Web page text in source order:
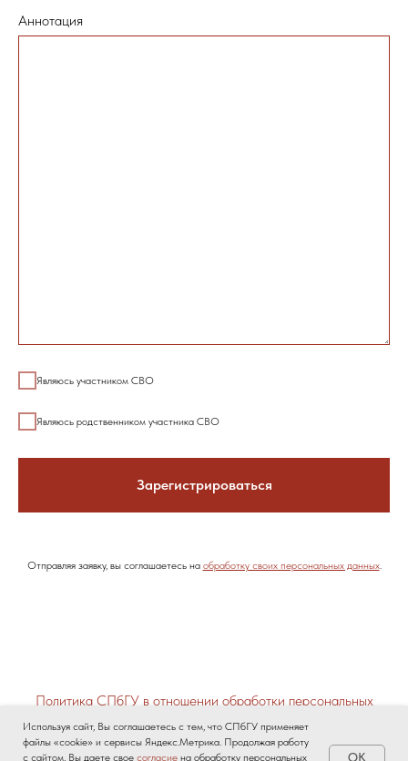
Аннотация
Являюсь участником СВО
Являюсь родственником участника СВО
Зарегистрироваться
Отправляя заявку, вы соглашаетесь на обработку своих персональных данных.
Используя сайт, Вы соглашаетесь с тем, что СПбГУ применяет
файлы «cookie» и сервисы Яндекс.Метрика. Продолжая работу
с сайтом, Вы даете свое согласие на обработку персональных OK
Политика СПбГУ в отношении обработки персональных
данных
Санкт-Петербургский государственный университет © 2026